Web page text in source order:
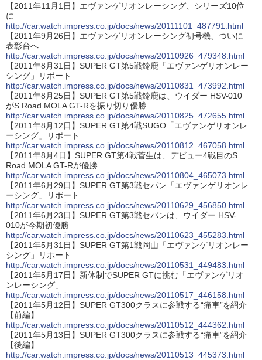
【2011年11月1日】エヴァンゲリオンレーシング、シリーズ10位
に
http://car.watch.impress.co.jp/docs/news/20111101_487791.html
【2011年9月26日】エヴァンゲリオンレーシング初号機、ついに
表彰台へ
http://car.watch.impress.co.jp/docs/news/20110926_479348.html
【2011年8月31日】SUPER GT第5戦鈴鹿「エヴァンゲリオンレー
シング」リポート
http://car.watch.impress.co.jp/docs/news/20110831_473992.html
【2011年8月25日】SUPER GT第5戦鈴鹿は、ウイダー HSV-010
がS Road MOLA GT-Rを振り切り優勝
http://car.watch.impress.co.jp/docs/news/20110825_472655.html
【2011年8月12日】SUPER GT第4戦SUGO「エヴァンゲリオンレ
ーシング」リポート
http://car.watch.impress.co.jp/docs/news/20110812_467058.html
【2011年8月4日】SUPER GT第4戦菅生は、デビュー4戦目のS
Road MOLA GT-Rが優勝
http://car.watch.impress.co.jp/docs/news/20110804_465073.html
【2011年6月29日】SUPER GT第3戦セパン「エヴァンゲリオンレ
ーシング」リポート
http://car.watch.impress.co.jp/docs/news/20110629_456850.html
【2011年6月23日】SUPER GT第3戦セパンは、ウイダー HSV-
010が今期初優勝
http://car.watch.impress.co.jp/docs/news/20110623_455283.html
【2011年5月31日】SUPER GT第1戦岡山「エヴァンゲリオンレー
シング」リポート
http://car.watch.impress.co.jp/docs/news/20110531_449483.html
【2011年5月17日】新体制でSUPER GTに挑む「エヴァンゲリオ
ンレーシング」
http://car.watch.impress.co.jp/docs/news/20110517_446158.html
【2011年5月12日】SUPER GT300クラスに参戦する“痛車”を紹介
【前編】
http://car.watch.impress.co.jp/docs/news/20110512_444362.html
【2011年5月13日】SUPER GT300クラスに参戦する“痛車”を紹介
【後編】
http://car.watch.impress.co.jp/docs/news/20110513_445373.html